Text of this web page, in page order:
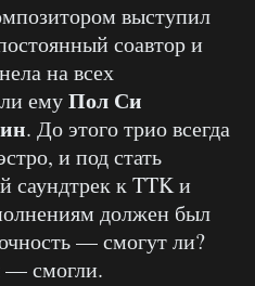
выступил
соавтор и
на всех
емуПол Си
. До этого трио всегда
и под стать
саундтрек к TTK и
должен был
— смогут ли?
— смогли.